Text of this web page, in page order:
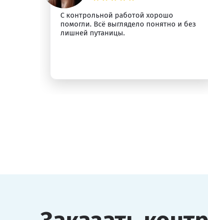
С контрольной работой хорошо
помогли. Всё выглядело понятно и без
лишней путаницы.